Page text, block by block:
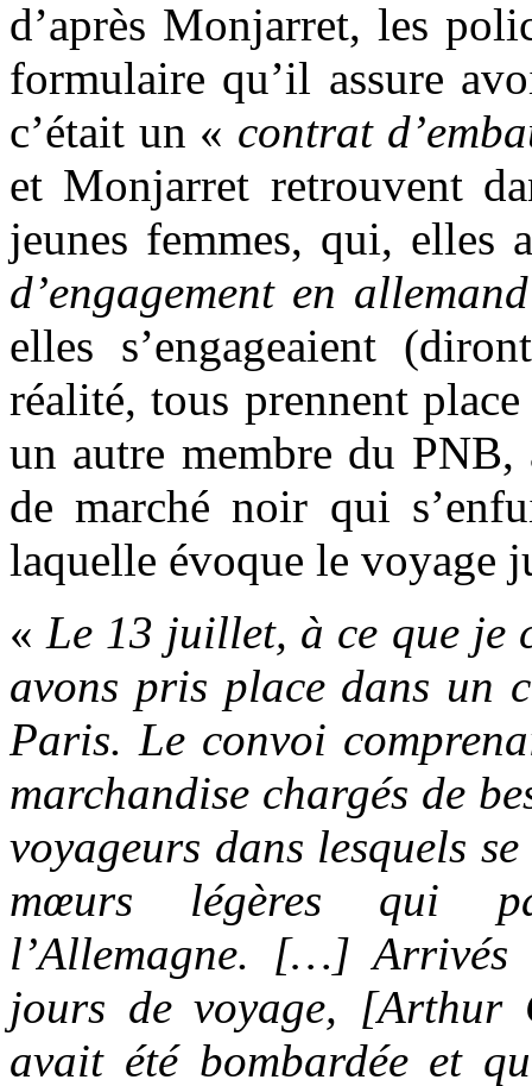
d’après Monjarret, les
formulaire qu’il assure
c’était un « contrat
et Monjarret retrouvent
jeunes femmes, qui,
d’engagement en
elles s’engageaient
réalité, tous prennent
un autre membre du
de marché noir qui
laquelle évoque le voyage
« Le 13 juillet, à ce que je
avons pris place dans un
Paris. Le convoi
marchandise chargés de
voyageurs dans lesquels
mœurs légères qui
l’Allemagne. […]
jours de voyage, [Arthur
avait été bombardée et